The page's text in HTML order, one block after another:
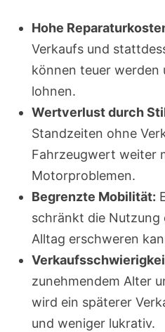
Hohe
Verkaufs und
können teuer werden
lohnen.
Wertverlust durch
Standzeiten ohne
Fahrzeugwert weiter
Motorproblemen.
Begrenzte Mobilität:
schränkt die Nutzung
Alltag erschweren
zunehmendem Alter
wird ein späterer
und weniger lukrativ.